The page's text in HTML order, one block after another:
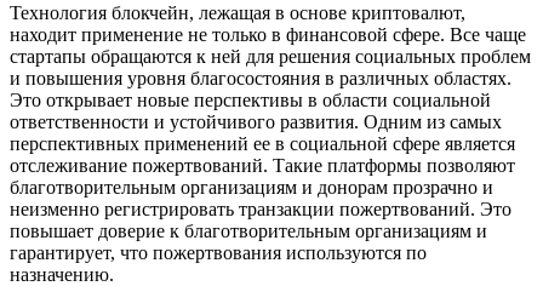
Технология блокчейн, лежащая в основе криптовалют,
находит применение не только в финансовой сфере. Все чаще
стартапы обращаются к ней для решения социальных проблем
и повышения уровня благосостояния в различных областях.
Это открывает новые перспективы в области социальной
ответственности и устойчивого развития. Одним из самых
перспективных применений ее в социальной сфере является
отслеживание пожертвований. Такие платформы позволяют
благотворительным организациям и донорам прозрачно и
неизменно регистрировать транзакции пожертвований. Это
повышает доверие к благотворительным организациям и
гарантирует, что пожертвования используются по
назначению.